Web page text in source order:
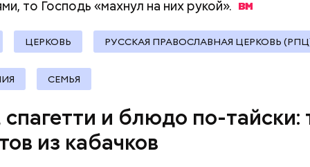
то Господь «махнул на них рукой».
ЦЕРКОВЬ РУССКАЯ ПРАВОСЛАВНАЯ ЦЕРКОВЬ
СЕМЬЯ
спагетти и блюдо по-тайски:
из кабачков